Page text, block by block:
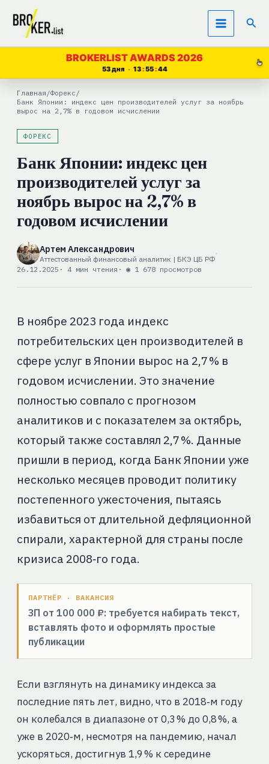
Перейти
содержимому
BROKERLIST AWARDS 2026
53 дня 13 55 43
Главная /Форекс /
Банк Японии: индекс цен производителей услуг за ноябрь
вырос на 2,7% в годовом исчислении
ФОРЕКС
Банк Японии: индекс цен
производителей услуг за
ноябрь вырос на 2,7% в
годовом исчислении
Артем Александрович
Аттестованный финансовый аналитик | БКЭ ЦБ РФ
26.12.2025 · 4 мин чтения · ◉ 1 678 просмотров
В ноябре 2023 года индекc
потребительских цен производителей в
сфере услуг в Японии вырос на 2,7 % в
годовом исчислении. Это значение
полностью совпало с прогнозом
аналитиков и с показателем за октябрь,
который также составлял 2,7 %. Данные
пришли в период, когда Банк Японии уже
несколько месяцев проводит политику
постепенного ужесточения, пытаясь
избавиться от длительной дефляционной
спирали, характерной для страны после
кризиса 2008‑го года.
ПАРТНЁР · ВАКАНСИЯ
ЗП от 100 000 ₽: требуется набирать текст,
вставлять фото и оформлять простые
публикации
Если взглянуть на динамику индекса за
последние пять лет, видно, что в 2018‑м году
он колебался в диапазоне от 0,3 % до 0,8 %, а
уже в 2020‑м, несмотря на пандемию, начал
ускоряться, достигнув 1,9 % к середине